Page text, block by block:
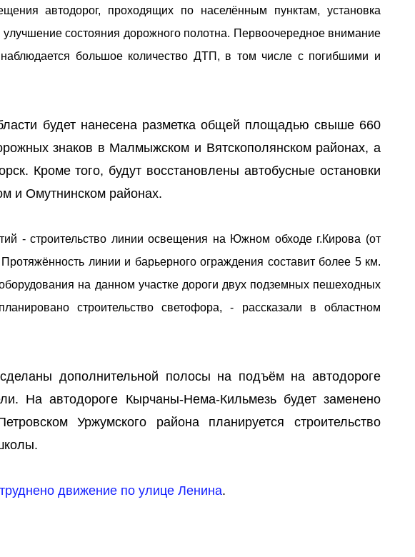
автодорог, проходящих по населённым пунктам, установка
состояния дорожного полотна. Первоочередное внимание
наблюдается большое количество ДТП, в том числе с погибшими и
будет нанесена разметка общей площадью свыше 660
знаков в Малмыжском и Вятскополянском районах, а
Кроме того, будут восстановлены автобусные остановки
и Омутнинском районах.
- строительство линии освещения на Южном обходе г.Кирова (от
линии и барьерного ограждения составит более 5 км.
на данном участке дороги двух подземных пешеходных
строительство светофора, - рассказали в областном
дополнительной полосы на подъём на автодороге
На автодороге Кырчаны-Нема-Кильмезь будет заменено
Уржумского района планируется строительство
движение по улице Ленина.